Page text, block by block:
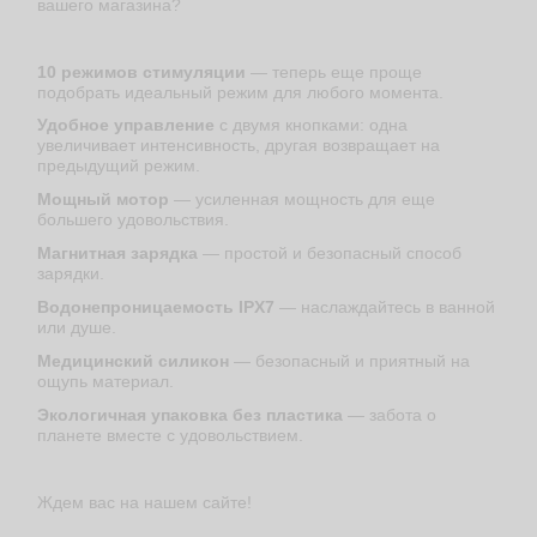
вашего магазина?
10 режимов стимуляции — теперь еще проще
подобрать идеальный режим для любого момента.
Удобное управление с двумя кнопками: одна
увеличивает интенсивность, другая возвращает на
предыдущий режим.
Мощный мотор — усиленная мощность для еще
большего удовольствия.
Магнитная зарядка — простой и безопасный способ
зарядки.
Водонепроницаемость IPX7 — наслаждайтесь в ванной
или душе.
Медицинский силикон — безопасный и приятный на
ощупь материал.
Экологичная упаковка без пластика — забота о
планете вместе с удовольствием.
Ждем вас на нашем сайте!